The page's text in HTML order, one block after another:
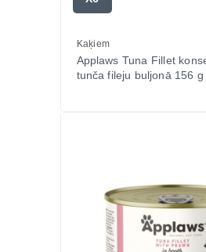
Kaķiem
Applaws Tuna Fillet
tunča fileju buljonā 156 g